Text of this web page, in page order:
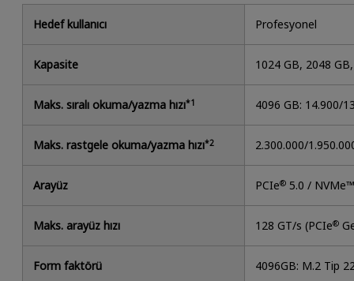
Hedef kullanıcı Profesyonel
Kapasite 1024 GB, 2048
Maks. sıralı okuma/yazma hızı*1 4096 GB: 14.900/
Maks. rastgele okuma/yazma hızı*2 2.300.000/
Arayüz PCIe® 5.0 /
Maks. arayüz hızı 128 GT/s (PCIe®
Form faktörü 4096GB: M.2 Tip